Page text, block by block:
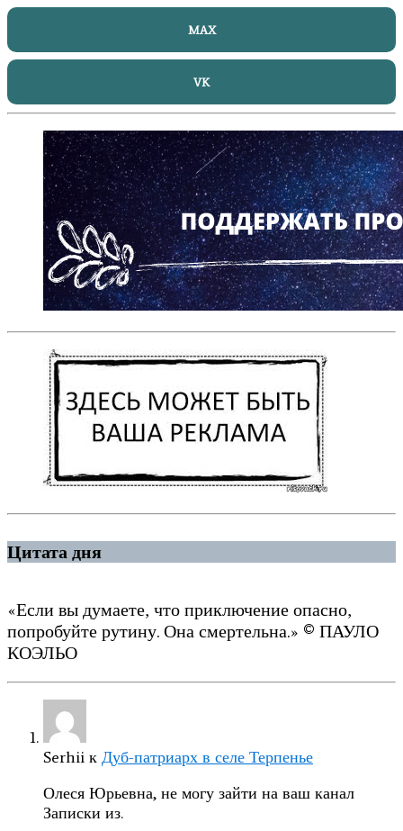
MAX
VK
Цитата дня
«Если вы думаете, что приключение опасно,
попробуйте рутину. Она смертельна.» © ПАУЛО
КОЭЛЬО
Serhii к Дуб-патриарх в селе Терпенье
Олеся Юрьевна, не могу зайти на ваш канал
Записки из.